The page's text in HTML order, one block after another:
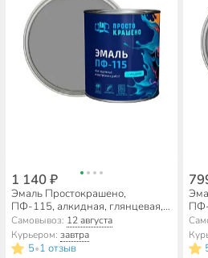
1 140 ₽
Эмаль Простокрашено,
ПФ-115, алкидная, глянцевая,
серая, 2.7 кг
Самовывоз: 12 августа
Курьером:завтра
5•1 отзыв
ПФ-